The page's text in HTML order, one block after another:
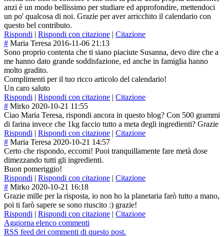
anzi è un modo bellissimo per studiare ed approfondire, mettendoci
un po' qualcosa di noi. Grazie per aver arricchito il calendario con
questo bel contributo.
Rispondi | Rispondi con citazione | Citazione
# Maria Teresa 2016-11-06 21:13
Sono proprio contenta che ti siano piaciute Susanna, devo dire che a
me hanno dato grande soddisfazione, ed anche in famiglia hanno
molto gradito.
Complimenti per il tuo ricco articolo del calendario!
Un caro saluto
Rispondi | Rispondi con citazione | Citazione
# Mirko 2020-10-21 11:55
Ciao Maria Teresa, rispondi ancora in questo blog? Con 500 grammi
di farina invece che 1kg faccio tutto a meta degli ingredienti? Grazie
Rispondi | Rispondi con citazione | Citazione
# Maria Teresa 2020-10-21 14:57
Certo che rispondo, eccomi! Puoi tranquillamente fare metà dose
dimezzando tutti gli ingredienti.
Buon pomeriggio!
Rispondi | Rispondi con citazione | Citazione
# Mirko 2020-10-21 16:18
Grazie mille per la risposta, io non ho la planetaria farò tutto a mano,
poi ti farò sapere se sono riuscito :) grazie!
Rispondi | Rispondi con citazione | Citazione
Aggiorna elenco commenti
RSS feed dei commenti di questo post.